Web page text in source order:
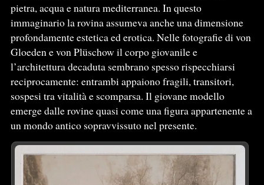
pietra, acqua e natura mediterranea. In questo
immaginario la rovina assumeva anche una dimensione
profondamente estetica ed erotica. Nelle fotografie di von
Gloeden e von Plüschow il corpo giovanile e
l’architettura decaduta sembrano spesso rispecchiarsi
reciprocamente: entrambi appaiono fragili, transitori,
sospesi tra vitalità e scomparsa. Il giovane modello
emerge dalle rovine quasi come una figura appartenente a
un mondo antico sopravvissuto nel presente.